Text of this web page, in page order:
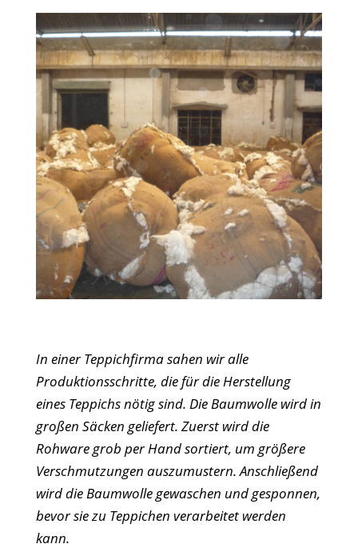
In einer Teppichfirma sahen wir alle
Produktionsschritte, die für die Herstellung
eines Teppichs nötig sind. Die Baumwolle wird in
großen Säcken geliefert. Zuerst wird die
Rohware grob per Hand sortiert, um größere
Verschmutzungen auszumustern. Anschließend
wird die Baumwolle gewaschen und gesponnen,
bevor sie zu Teppichen verarbeitet werden
kann.